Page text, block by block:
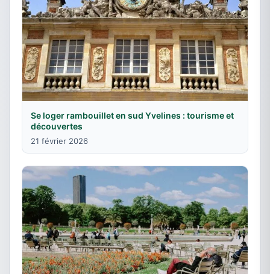
Se loger rambouillet en sud Yvelines : tourisme et
découvertes
21 février 2026